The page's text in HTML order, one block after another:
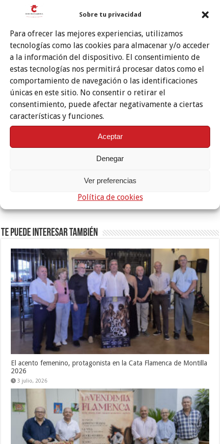
Sobre tu privacidad
Para ofrecer las mejores experiencias, utilizamos
tecnologías como las cookies para almacenar y/o acceder
a la información del dispositivo. El consentimiento de
estas tecnologías nos permitirá procesar datos como el
comportamiento de navegación o las identificaciones
únicas en este sitio. No consentir o retirar el
consentimiento, puede afectar negativamente a ciertas
características y funciones.
Aceptar
Denegar
Ver preferencias
Política de cookies
FESTIVALES FLAMENCOS
Te puede interesar también
El acento femenino, protagonista en la Cata Flamenca de Montilla
2026
3 julio, 2026